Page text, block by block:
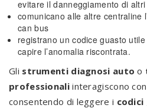
evitare il danneggiamento di
comunicano alle altre centraline
can bus
registrano un codice guasto
capire l’anomalia riscontrata.
Gli strumenti diagnosi auto o
professionaliinteragiscono
consentendo di leggere i codici